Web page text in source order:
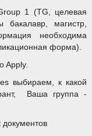
1 (TG, целевая
бакалавр, магистр,
необходима
форма).
Apply.
выбираем, к какой
Ваша группа -